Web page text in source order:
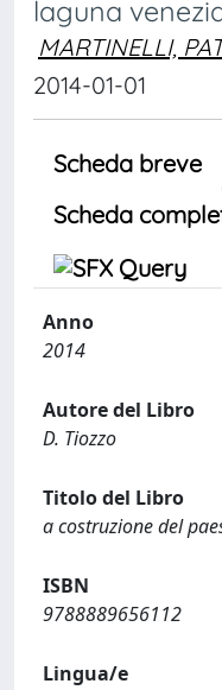
laguna
MARTINELLI,
2014-01-01
Scheda breve
Scheda
Anno
2014
Autore del Libro
D. Tiozzo
Titolo del Libro
a costruzione del
ISBN
9788889656112
Lingua/e